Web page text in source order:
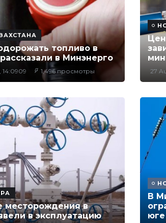
топливо в
в Минэнерго
14:0909 1,496 просмотры 27
месторождения в
в эксплуатацию
В